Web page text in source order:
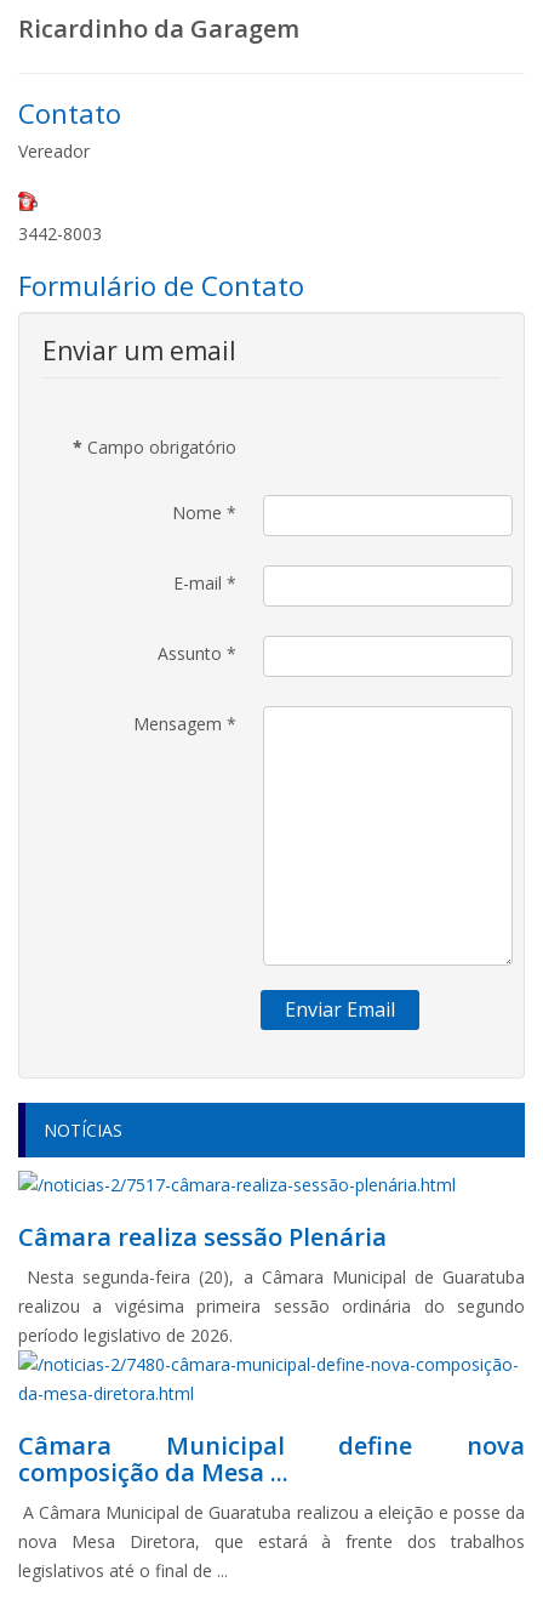
Ricardinho da Garagem
Contato
Vereador
3442-8003
Formulário de Contato
Enviar um email
* Campo obrigatório
Nome *
E-mail *
Assunto *
Mensagem *
Enviar Email
NOTÍCIAS
Câmara realiza sessão Plenária
Nesta segunda-feira (20), a Câmara Municipal de Guaratuba
realizou a vigésima primeira sessão ordinária do segundo
período legislativo de 2026.
Câmara Municipal define nova
composição da Mesa ...
A Câmara Municipal de Guaratuba realizou a eleição e posse da
nova Mesa Diretora, que estará à frente dos trabalhos
legislativos até o final de ...